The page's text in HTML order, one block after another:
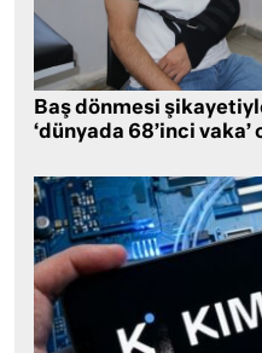
Baş dönmesi
‘dünyada 68’inci